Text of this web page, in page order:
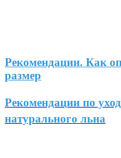
Рекомендации. Как
размер
Рекомендации по
натурального льна